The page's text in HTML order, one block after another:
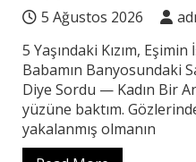
5 Ağustos 2026
5 Yaşındaki Kızım,
Babamın Banyosundaki
Diye Sordu — Kadın Bir
yüzüne baktım.
yakalanmış olmanın